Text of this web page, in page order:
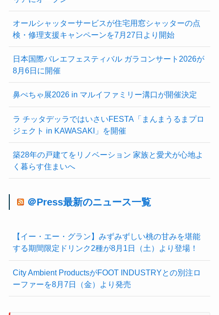
オールシャッターサービスが住宅用窓シャッターの点
検・修理支援キャンペーンを7月27日より開始
日本国際バレエフェスティバル ガラコンサート2026が
8月6日に開催
鼻ぺちゃ展2026 in マルイファミリー溝口が開催決定
ラ チッタデッラではいさいFESTA「まんまうるまプロ
ジェクト in KAWASAKI」を開催
築28年の戸建てをリノベーション 家族と愛犬が心地よ
く暮らす住まいへ
＠Press最新のニュース一覧
【イー・エー・グラン】みずみずしい桃の甘みを堪能
する期間限定ドリンク2種が8月1日（土）より登場！
City Ambient ProductsがFOOT INDUSTRYとの別注ロ
ーファーを8月7日（金）より発売